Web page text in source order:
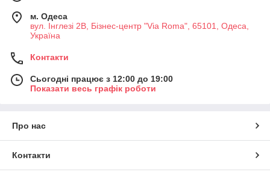
м. Одеса
вул. Інглезі 2В, Бізнес-центр "Via Roma", 65101, Одеса,
Україна
Контакти
Сьогодні працює з 12:00 до 19:00
Показати весь графік роботи
Про нас
Контакти